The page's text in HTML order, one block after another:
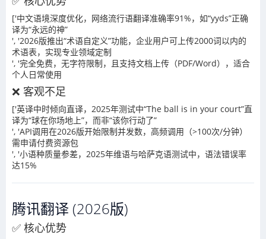
['中文语境深度优化，网络流行语翻译准确率91%，如“yyds”正确
译为“永远的神”
', '2026版推出“术语自定义”功能，企业用户可上传2000词以内的
术语表，实现专业领域定制
', '完全免费，无字符限制，且支持文档上传（PDF/Word），适合
个人日常使用
❌ 客观不足
['英译中时倾向直译，2025年测试中“The ball is in your court”直
译为“球在你场地上”，而非“该你行动了”
', 'API调用在2026版开始限制并发数，高频调用（>100次/分钟）
需申请付费资源包
', '小语种质量参差，2025年维语与哈萨克语测试中，语法错误率
达15%
腾讯翻译 (2026版)
✅ 核心优势